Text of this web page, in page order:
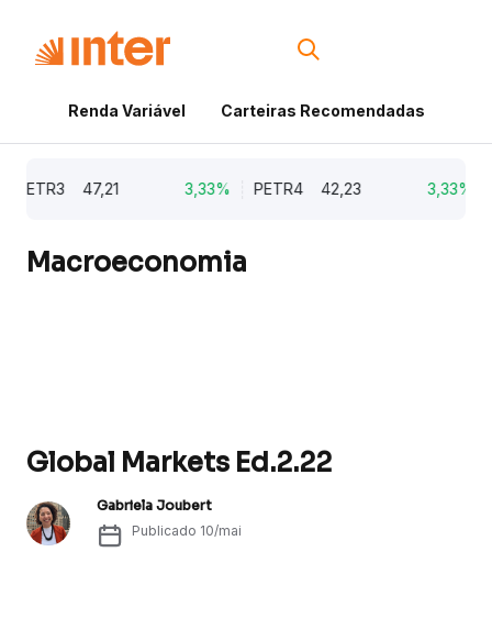
Renda Variável Carteiras Recomendadas
47,21 3,33% PETR4 42,23 3,33%
Macroeconomia
Global Markets Ed.2.22
Gabriela Joubert
Publicado 10/mai